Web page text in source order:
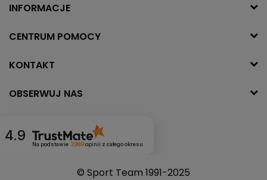
INFORMACJE
CENTRUM POMOCY
KONTAKT
OBSERWUJ NAS
4.9 Na podstawie 2989opinii z całego okresu
© Sport Team 1991-2025